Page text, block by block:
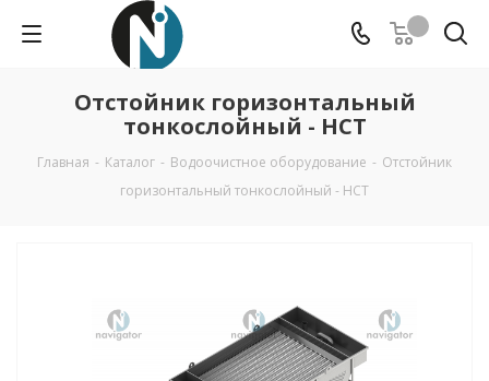
Отстойник горизонтальный
тонкослойный - НСТ
Главная - Каталог - Водоочистное оборудование - Отстойник
горизонтальный тонкослойный - НСТ